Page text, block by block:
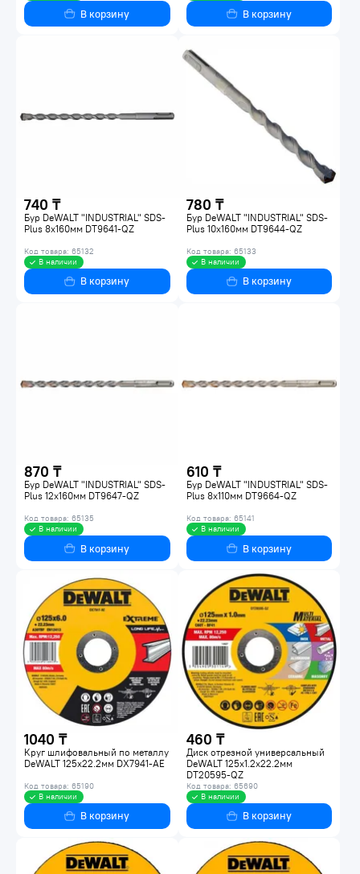
В корзину В корзину
740 ₸
Бур DeWALT "INDUSTRIAL" SDS-
Plus 8х160мм DT9641-QZ
Код товара: 65132
В наличии
В корзину
780 ₸
Бур DeWALT "INDUSTRIAL" SDS-
Plus 10х160мм DT9644-QZ
Код товара: 65133
В наличии
В корзину
870 ₸
Бур DeWALT "INDUSTRIAL" SDS-
Plus 12х160мм DT9647-QZ
Код товара: 65135
В наличии
В корзину
610 ₸
Бур DeWALT "INDUSTRIAL" SDS-
Plus 8x110мм DT9664-QZ
Код товара: 65141
В наличии
В корзину
1040 ₸
Круг шлифовальный по металлу
DeWALT 125х22.2мм DX7941-AE
Код товара: 65190
В наличии
В корзину
460 ₸
Диск отрезной универсальный
DeWALT 125х1.2х22.2мм
DT20595-QZ
Код товара: 65690
В наличии
В корзину